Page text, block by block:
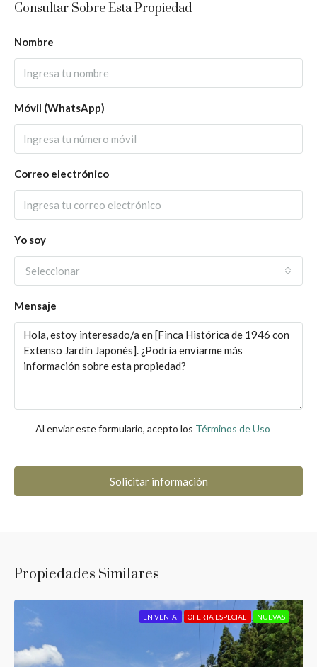
Consultar Sobre Esta Propiedad
Nombre
Móvil (WhatsApp)
Correo electrónico
Yo soy
Seleccionar
Mensaje
Al enviar este formulario, acepto los Términos de Uso
Solicitar información
Propiedades Similares
EN VENTA OFERTA ESPECIAL NUEVAS